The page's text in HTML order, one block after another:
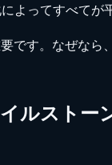
よってすべてが
です。なぜなら
ルストー